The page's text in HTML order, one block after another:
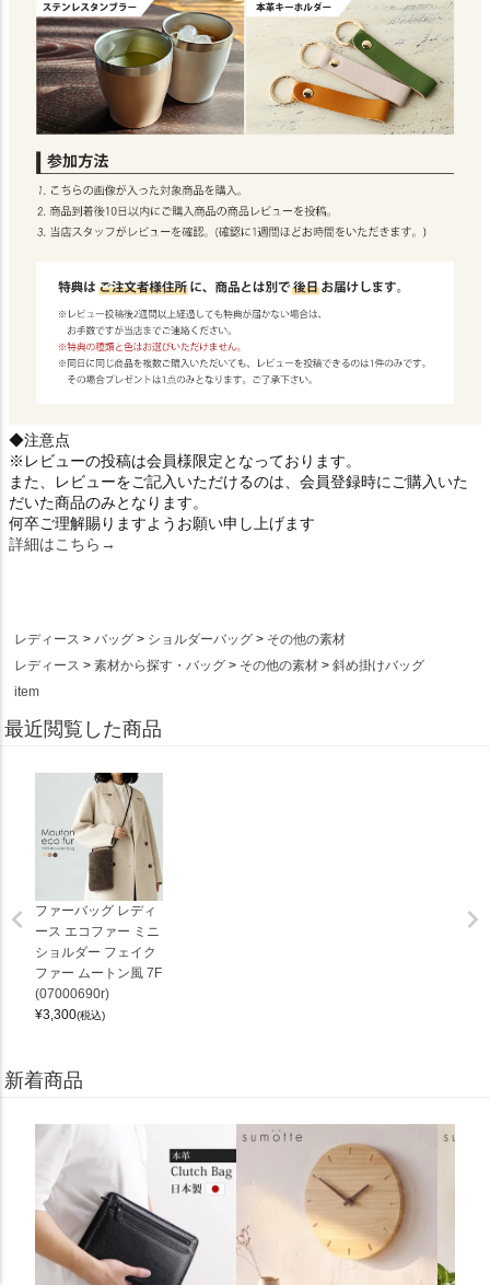
◆注意点
※レビューの投稿は会員様限定となっております。
また、レビューをご記入いただけるのは、会員登録時にご購入いた
だいた商品のみとなります。
何卒ご理解賜りますようお願い申し上げます
詳細はこちら→
レディース バッグ ショルダーバッグ
その他の素材
レディース
素材から探す・バッグ その他の素材
斜め掛けバッグ
item
最近閲覧した商品
ファーバッグ レディ
ース エコファー ミニ
ショルダー フェイク
ファー ムートン風 7F
(07000690r)
¥3,300(税込)
新着商品